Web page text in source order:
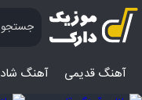
آهنگ قدیمی آهنگ‌ شاد